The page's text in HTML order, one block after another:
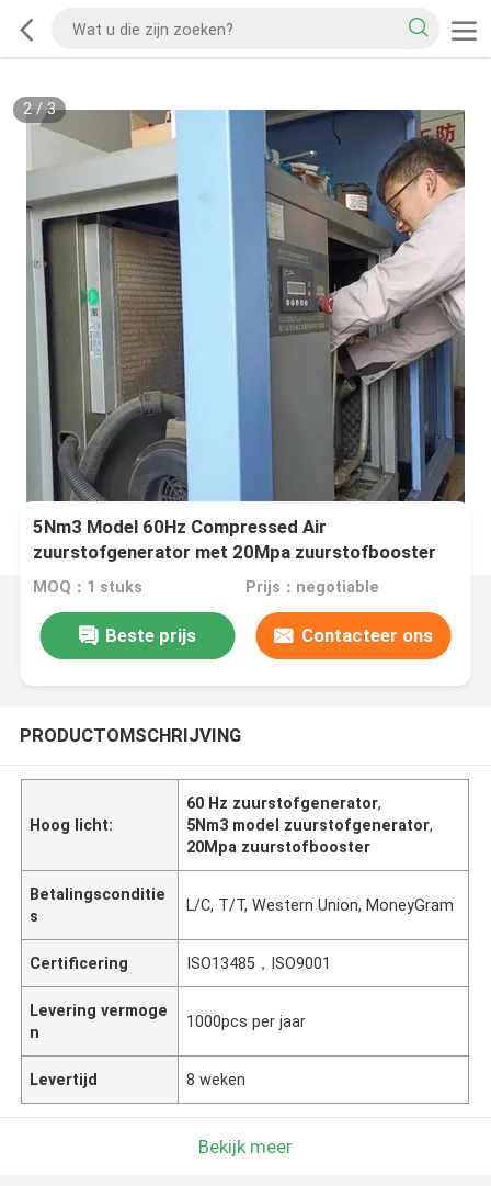
2/3
5Nm3 Model 60Hz Compressed Air
zuurstofgenerator met 20Mpa zuurstofbooster
MOQ：1 stuks Prijs：negotiable
Beste prijs Contacteer ons
PRODUCTOMSCHRIJVING
Hoog licht:
60 Hz zuurstofgenerator,
5Nm3 model zuurstofgenerator,
20Mpa zuurstofbooster
Betalingsconditie
s
L/C, T/T, Western Union, MoneyGram
Certificering ISO13485，ISO9001
Levering vermoge
n
1000pcs per jaar
Levertijd 8 weken
Bekijk meer